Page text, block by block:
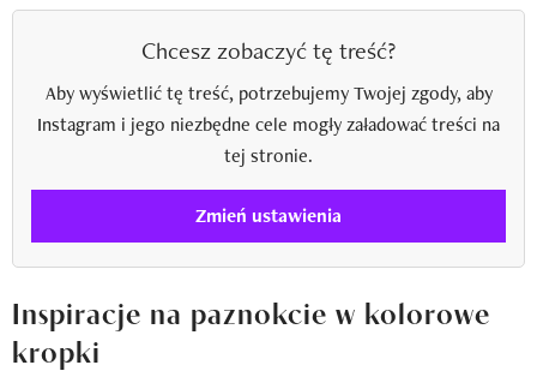
Chcesz zobaczyć tę treść?
Aby wyświetlić tę treść, potrzebujemy Twojej zgody, aby
Instagram i jego niezbędne cele mogły załadować treści na
tej stronie.
Zmień ustawienia
Inspiracje na paznokcie w kolorowe
kropki